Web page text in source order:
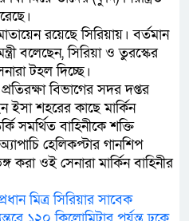
রয়েছে সিরিয়ায়। বর্তমান
বলেছেন, সিরিয়া ও তুরস্কের
টহল দিচ্ছে।
বিভাগের সদর দপ্তর
ইসা শহরের কাছে মার্কিন
সমর্থিত বাহিনীকে শক্তি
হেলিকপ্টার গানশিপ
করা ওই সেনারা মার্কিন বাহিনীর
মিত্র সিরিয়ার সাবেক